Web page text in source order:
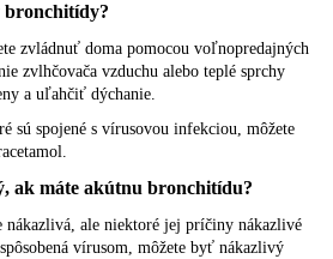
zvládnuť doma pomocou voľnopredajných
zvlhčovača vzduchu alebo teplé sprchy
a uľahčiť dýchanie.
sú spojené s vírusovou infekciou, môžete
ak máte akútnu bronchitídu?
nákazlivá, ale niektoré jej príčiny nákazlivé
vírusom, môžete byť nákazlivý